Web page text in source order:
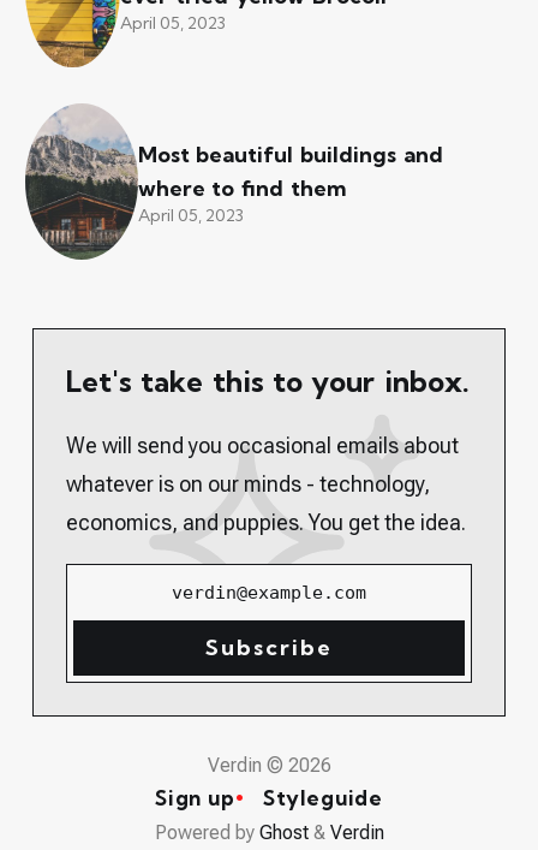
April 05, 2023
Most beautiful buildings and
where to find them
April 05, 2023
Let's take this to your inbox.
We will send you occasional emails about
whatever is on our minds - technology,
economics, and puppies. You get the idea.
verdin@example.com
Subscribe
Verdin © 2026
Sign up Styleguide
Powered by Ghost& Verdin